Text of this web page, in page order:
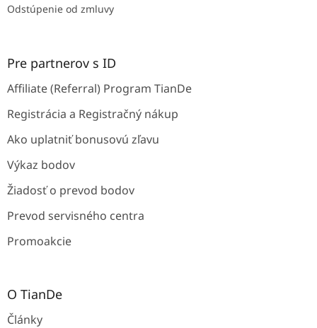
Odstúpenie od zmluvy
Pre partnerov s ID
Affiliate (Referral) Program TianDe
Registrácia a Registračný nákup
Ako uplatniť bonusovú zľavu
Výkaz bodov
Žiadosť o prevod bodov
Prevod servisného centra
Promoakcie
O TianDe
Články